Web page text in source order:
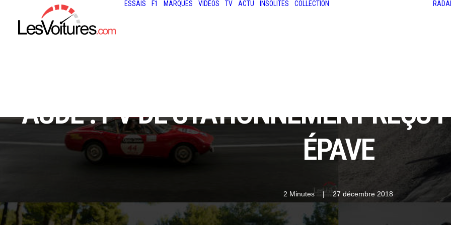
ESSAIS F1 MARQUES VIDÉOS TV ACTU INSOLITES COLLECTION
AUDE : PV DE STATIONNEMENT REÇU
ÉPAVE
2 Minutes | 27 décembre 2018